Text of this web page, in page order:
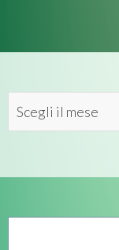
Scegli il mese